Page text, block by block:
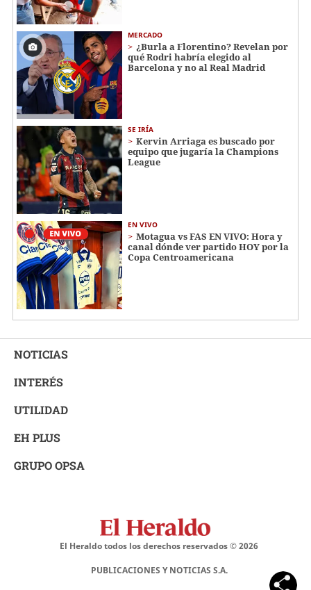
MERCADO
¿Burla a Florentino? Revelan por
qué Rodri habría elegido al
Barcelona y no al Real Madrid
SE IRÍA
Kervin Arriaga es buscado por
equipo que jugaría la Champions
League
EN VIVO
Motagua vs FAS EN VIVO: Hora y
canal dónde ver partido HOY por la
Copa Centroamericana
NOTICIAS
INTERÉS
UTILIDAD
EH PLUS
GRUPO OPSA
El Heraldo todos los derechos reservados ©2026
PUBLICACIONES Y NOTICIAS S.A.